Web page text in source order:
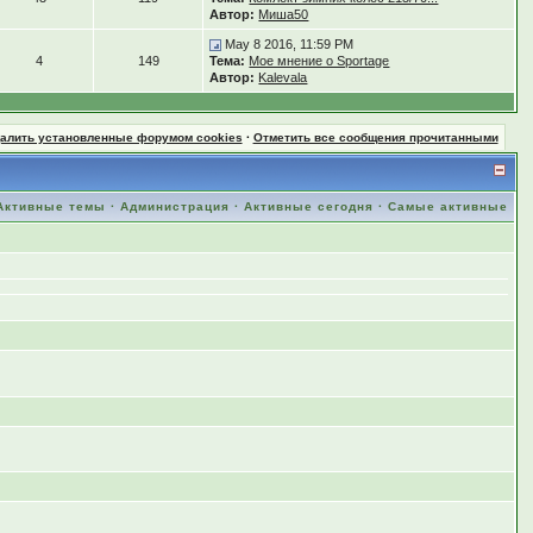
Автор: Миша50
4 149
May 8 2016, 11:59 PM
Тема: Мое мнение о Sportage
Автор: Kalevala
установленные форумом cookies · Отметить все сообщения прочитанными
темы ·Администрация ·Активные сегодня ·Самые активные